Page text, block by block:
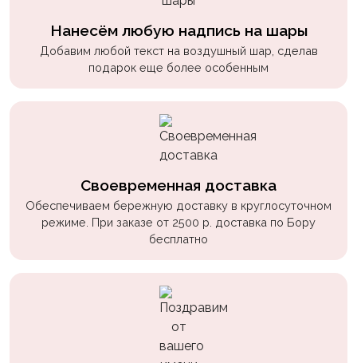
Нанесём любую надпись на шары
Добавим любой текст на воздушный шар, сделав
подарок еще более особенным
Своевременная доставка
Обеспечиваем бережную доставку в круглосуточном
режиме. При заказе от 2500 р. доставка по Бору
бесплатно